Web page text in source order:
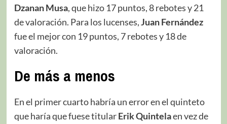
Dzanan Musa, que hizo 17 puntos, 8 rebotes y 21
de valoración. Para los lucenses,Juan Fernández
fue el mejor con 19 puntos, 7 rebotes y 18 de
valoración.
De más a menos
En el primer cuarto habría un error en el quinteto
que haría que fuese titularErik Quintelaen vez de